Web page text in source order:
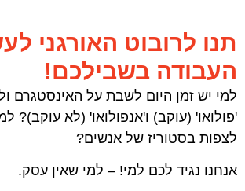
תנו לרובוט האורגני
העבודה בשבילכם!
למי יש זמן היום לשבת על האינסטגרם
'פולואו' (עוקב) ו'אנפולואו' (לא עוקב)?
לצפות בסטוריז של אנשים?
אנחנו נגיד לכם למי! – למי שאין עסק.